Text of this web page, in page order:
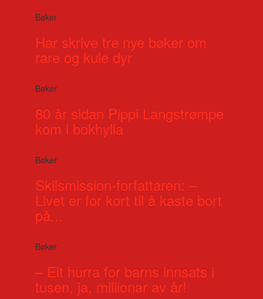
Bøker
Har skrive tre nye bøker om
rare og kule dyr
Bøker
80 år sidan Pippi Langstrømpe
kom i bokhylla
Bøker
Skilsmission-forfattaren: –
Livet er for kort til å kaste bort
på...
Bøker
– Eit hurra for barns innsats i
tusen, ja, millionar av år!